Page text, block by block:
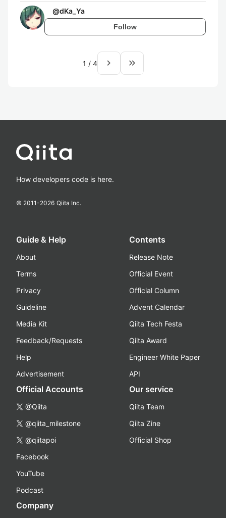
@dKa_Ya
Follow
1 / 4 navigate_next keyboard_double_arrow_right
How developers code is here.
© 2011-2026 Qiita Inc.
Guide & Help
About
Terms
Privacy
Guideline
Media Kit
Feedback/Requests
Help
Advertisement
Contents
Release Note
Official Event
Official Column
Advent Calendar
Qiita Tech Festa
Qiita Award
Engineer White Paper
API
Official Accounts
@Qiita
@qiita_milestone
@qiitapoi
Facebook
YouTube
Podcast
Our service
Qiita Team
Qiita Zine
Official Shop
Company